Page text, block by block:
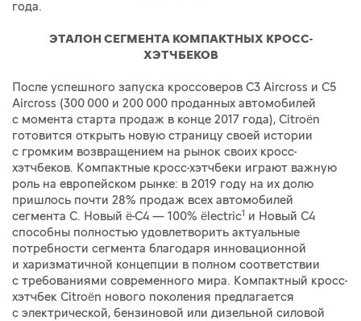
года.
ЭТАЛОН СЕГМЕНТА КОМПАКТНЫХ КРОСС-
ХЭТЧБЕКОВ
После успешного запуска кроссоверов C3 Aircross и C5
Aircross (300 000 и 200 000 проданных автомобилей
с момента старта продаж в конце 2017 года), Citroën
готовится открыть новую страницу своей истории
с громким возвращением на рынок своих кросс-
хэтчбеков. Компактные кросс-хэтчбеки играют важную
роль на европейском рынке: в 2019 году на их долю
пришлось почти 28% продаж всех автомобилей
сегмента C. Новый ë-C4 — 100% ëlectric1
и Новый C4
способны полностью удовлетворить актуальные
потребности сегмента благодаря инновационной
и харизматичной концепции в полном соответствии
с требованиями современного мира. Компактный кросс-
хэтчбек Citroën нового поколения предлагается
с электрической, бензиновой или дизельной силовой